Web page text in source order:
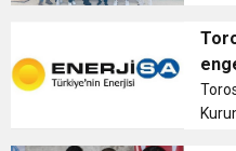
GÖNÜLLERE